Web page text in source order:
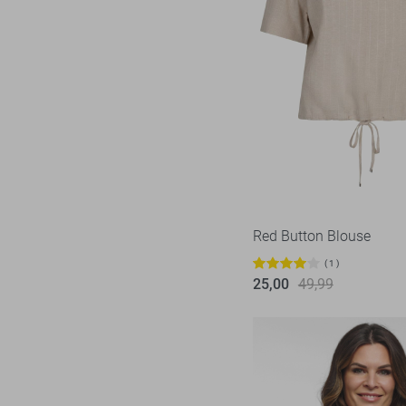
Red Button Blouse
1
25,00 49,99